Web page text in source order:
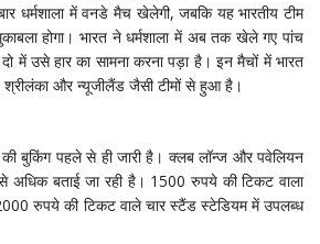
धर्मशाला में वनडे मैच खेलेगी, जबकि यह भारतीय टीम
होगा। भारत ने धर्मशाला में अब तक खेले गए पांच
में उसे हार का सामना करना पड़ा है। इन मैचों में भारत
श्रीलंका और न्यूजीलैंड जैसी टीमों से हुआ है।
बुकिंग पहले से ही जारी है। क्लब लॉन्ज और पवेलियन
अधिक बताई जा रही है। 1500 रुपये की टिकट वाला
रुपये की टिकट वाले चार स्टैंड स्टेडियम में उपलब्ध